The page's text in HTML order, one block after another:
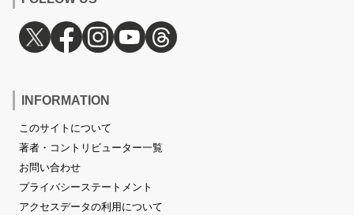
INFORMATION
このサイトについて
著者・コントリビューター一覧
お問い合わせ
プライバシーステートメント
アクセスデータの利用について